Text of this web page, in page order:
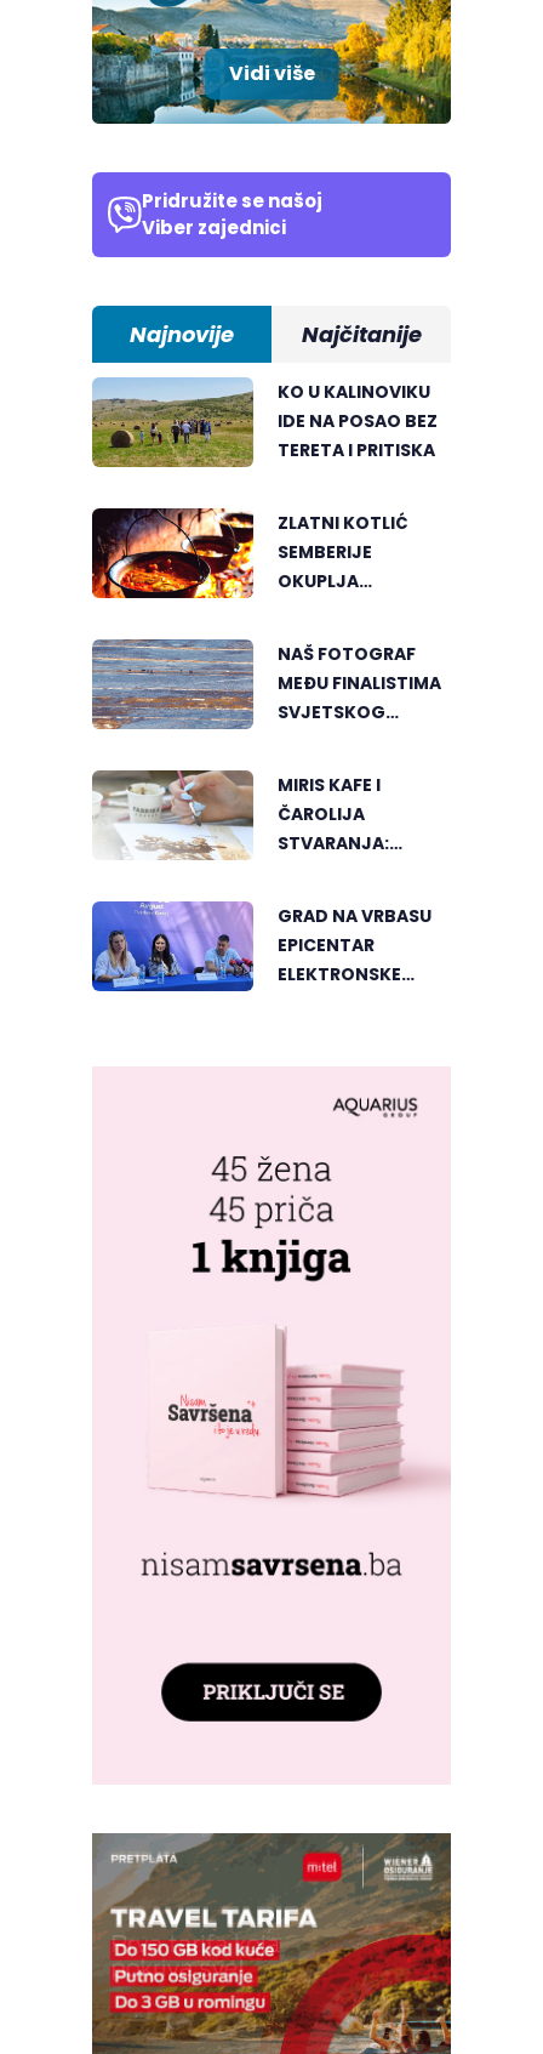
Vidi više
Pridružite se našoj
Viber zajednici
Najnovije Najčitanije
KO U KALINOVIKU
IDE NA POSAO BEZ
TERETA I PRITISKA
ZLATNI KOTLIĆ
SEMBERIJE
OKUPLJA
RIBLJEG PAPRIKAŠA
U DVOROVIMA
NAŠ FOTOGRAF
MEĐU FINALISTIMA
SVJETSKOG
FESTIVALA U
MONGOLIJI
MIRIS KAFE I
ČAROLIJA
STVARANJA:
BANJALUCI
GRAD NA VRBASU
EPICENTAR
ELEKTRONSKE